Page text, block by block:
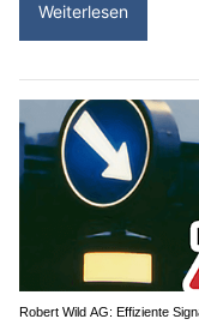
Weiterlesen
Robert Wild AG: Effiziente